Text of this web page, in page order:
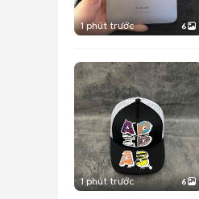
1 phút trước 6
1 phút trước 6